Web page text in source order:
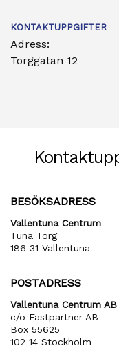
KONTAKTUPPGIFTER
Adress:
Torggatan 12
BESÖKSADRESS
Vallentuna Centrum
Tuna Torg
186 31 Vallentuna
POSTADRESS
Vallentuna Centrum AB
c/o Fastpartner AB
Box 55625
102 14 Stockholm